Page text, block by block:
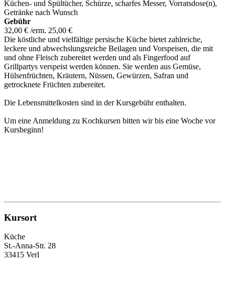
Küchen- und Spültücher, Schürze, scharfes Messer, Vorratsdose(n),
Getränke nach Wunsch
Gebühr
32,00 € /erm. 25,00 €
Die köstliche und vielfältige persische Küche bietet zahlreiche,
leckere und abwechslungsreiche Beilagen und Vorspeisen, die mit
und ohne Fleisch zubereitet werden und als Fingerfood auf
Grillpartys verspeist werden können. Sie werden aus Gemüse,
Hülsenfrüchten, Kräutern, Nüssen, Gewürzen, Safran und
getrocknete Früchten zubereitet.
Die Lebensmittelkosten sind in der Kursgebühr enthalten.
Um eine Anmeldung zu Kochkursen bitten wir bis eine Woche vor
Kursbeginn!
Kursort
Küche
St.-Anna-Str. 28
33415 Verl